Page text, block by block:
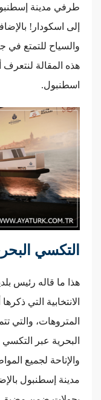
طرفي مدينة
إلى اسكودار!
والسياح للتمتع في
هذه المقالة
اسطنبول.
التكسي
هذا ما قاله رئيس
الانتخابية التي
المتروهات، والتي
البحرية عبر
والإتاحة لجميع
مدينة إسطنبول